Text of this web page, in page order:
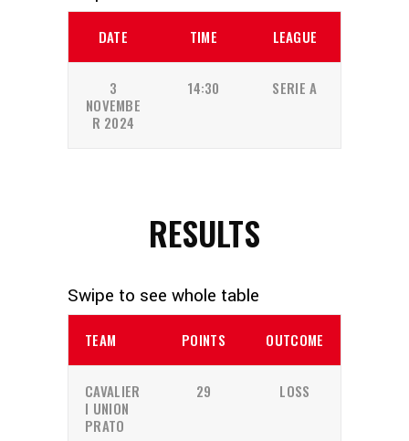
DATE TIME LEAGUE
3
NOVEMBE
R 2024
14:30 SERIE A
RESULTS
TEAM POINTS OUTCOME
CAVALIER
I UNION
PRATO
29 LOSS